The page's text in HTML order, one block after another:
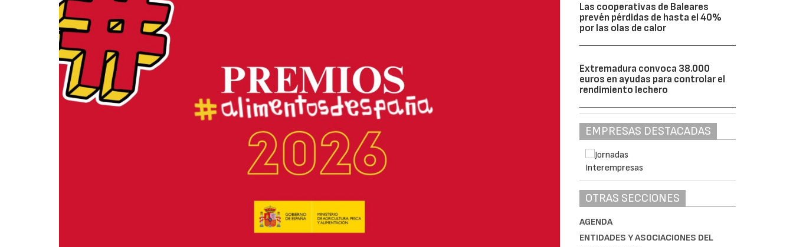
Las cooperativas de Baleares
prevén pérdidas de hasta el 40%
por las olas de calor
Extremadura convoca 38.000
euros en ayudas para controlar el
rendimiento lechero
EMPRESAS DESTACADAS
OTRAS SECCIONES
AGENDA
ENTIDADES Y ASOCIACIONES DEL